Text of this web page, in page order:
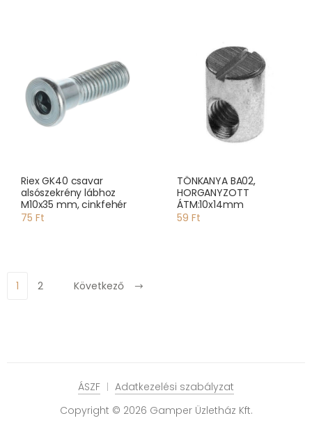
Riex GK40 csavar
alsószekrény lábhoz
M10x35 mm, cinkfehér
75 Ft
TÖNKANYA BA02,
HORGANYZOTT
ÁTM:10x14mm
59 Ft
1 2 Következő
Copyright © 2026 Gamper Üzletház Kft.
ÁSZF Adatkezelési szabályzat